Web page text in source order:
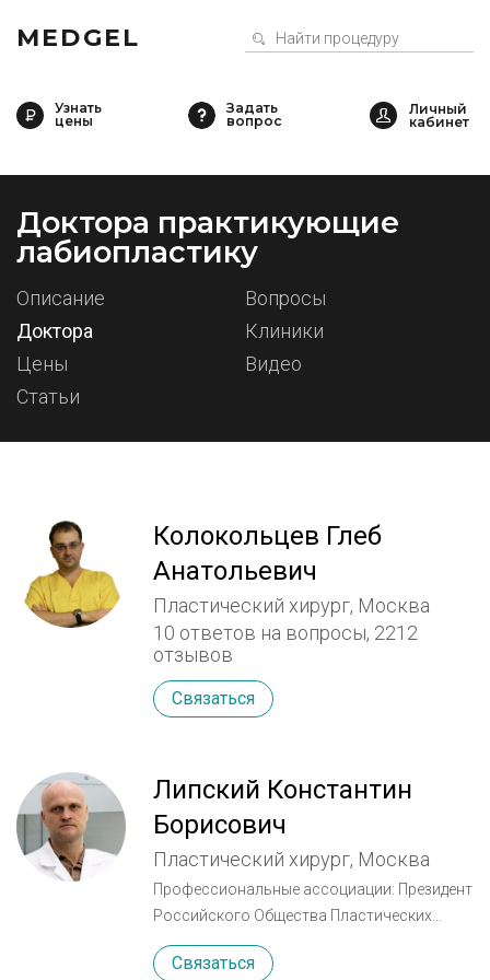
MEDGEL
Узнать
цены
Задать
вопрос
Доктора практикующие
лабиопластику
Описание
Вопросы
Доктора
Клиники
Цены
Видео
Статьи
Колокольцев Глеб
Анатольевич
Пластический хирург, Москва
10 ответов на вопросы, 2212
отзывов
Связаться
Липский Константин
Борисович
Пластический хирург, Москва
Профессиональные ассоциации: Президент
Российского Общества Пластических
Реконструктивных и Эстетических хирургов
(РОПРЭХ) Соучредитель и действительный
Связаться